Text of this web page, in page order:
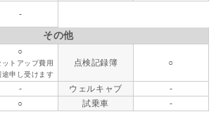
-
その他
○
トアップ費用
途申し受けます
点検記録簿 ○
- ウェルキャブ
-
○ 試乗車 -